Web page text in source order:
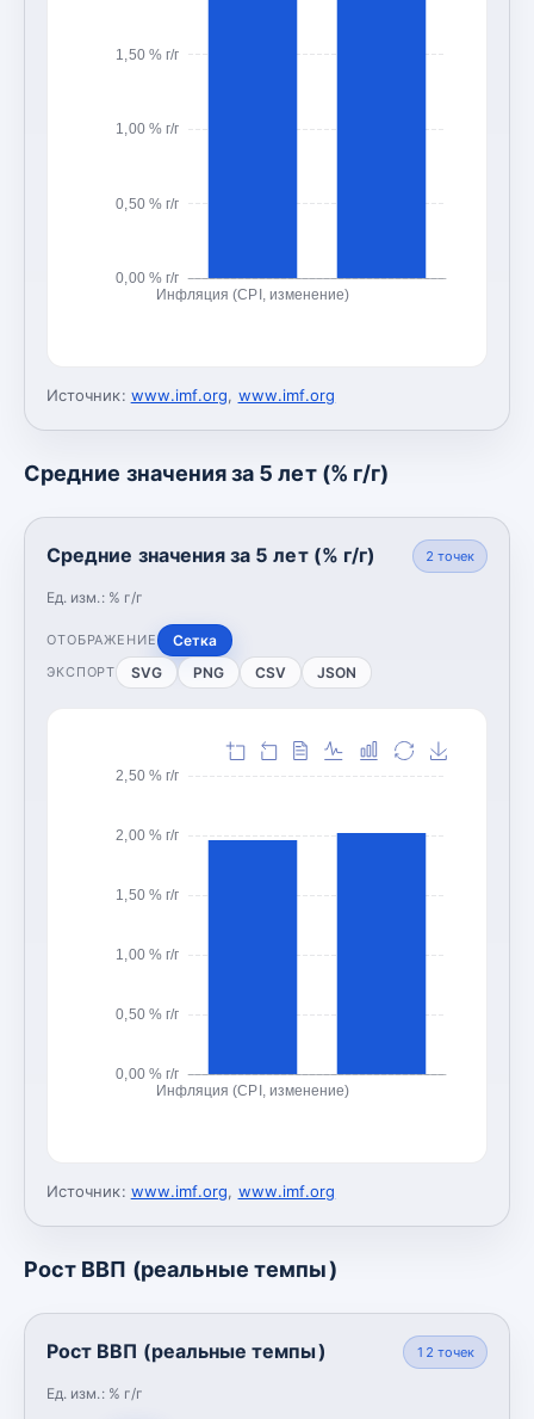
0,00 % г/г
0,50 % г/г
1,00 % г/г
1,50 % г/г
Инфляция (CPI, изменение)
Источник: www.imf.org, www.imf.org
Средние значения за 5 лет (% г/г)
Средние значения за 5 лет (% г/г)
Ед. изм.: % г/г
2 точек
ОТОБРАЖЕНИЕ Сетка
ЭКСПОРТ SVG PNG CSV JSON
0,00 % г/г
0,50 % г/г
1,00 % г/г
1,50 % г/г
2,00 % г/г
2,50 % г/г
Инфляция (CPI, изменение)
Источник: www.imf.org, www.imf.org
Рост ВВП (реальные темпы)
Рост ВВП (реальные темпы)
Ед. изм.: % г/г
12 точек